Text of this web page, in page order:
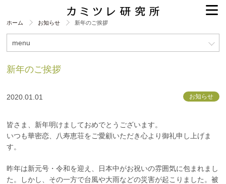
ホーム お知らせ 新年のご挨拶
menu
新年のご挨拶
2020.01.01 お知らせ
皆さま、新年明けましておめでとうございます。
いつも華密恋、八寿恵荘をご愛顧いただき心より御礼申し上げま
す。
昨年は新元号・令和を迎え、日本中がお祝いの雰囲気に包まれまし
た。しかし、その一方で台風や大雨などの災害が起こりました。被